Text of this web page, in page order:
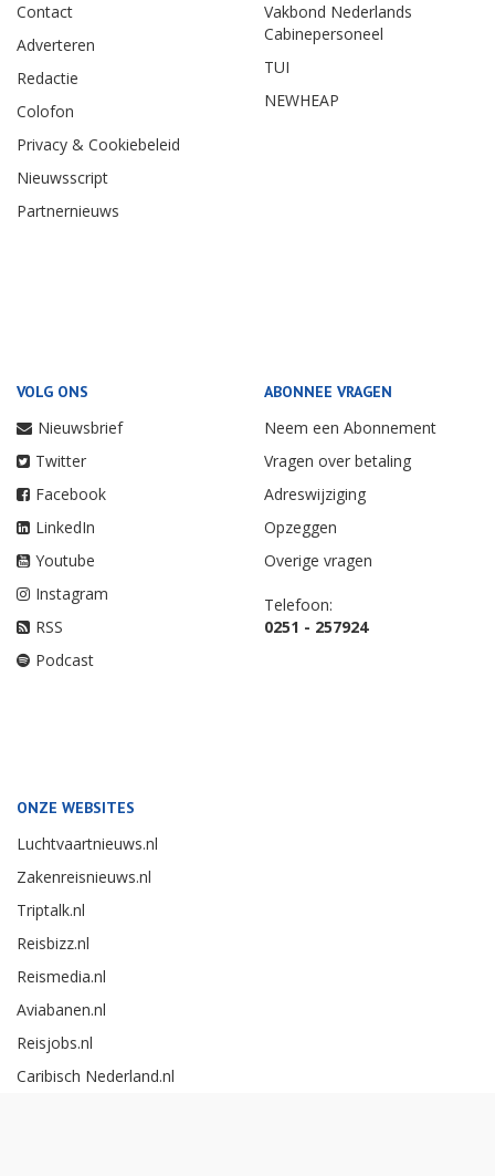
Contact
Adverteren
Redactie
Colofon
Privacy & Cookiebeleid
Nieuwsscript
Partnernieuws
Vakbond Nederlands
Cabinepersoneel
TUI
NEWHEAP
VOLG ONS
Nieuwsbrief
Twitter
Facebook
LinkedIn
Youtube
Instagram
RSS
Podcast
ABONNEE VRAGEN
Neem een Abonnement
Vragen over betaling
Adreswijziging
Opzeggen
Overige vragen
Telefoon:
0251 - 257924
ONZE WEBSITES
Luchtvaartnieuws.nl
Zakenreisnieuws.nl
Triptalk.nl
Reisbizz.nl
Reismedia.nl
Aviabanen.nl
Reisjobs.nl
Caribisch Nederland.nl